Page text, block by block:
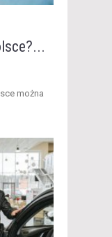
można